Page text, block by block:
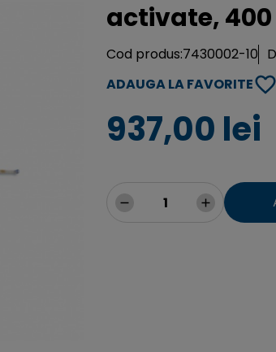
activate,
Cod produs:7430002-10
ADAUGA LA FAVORITE
937,00 lei